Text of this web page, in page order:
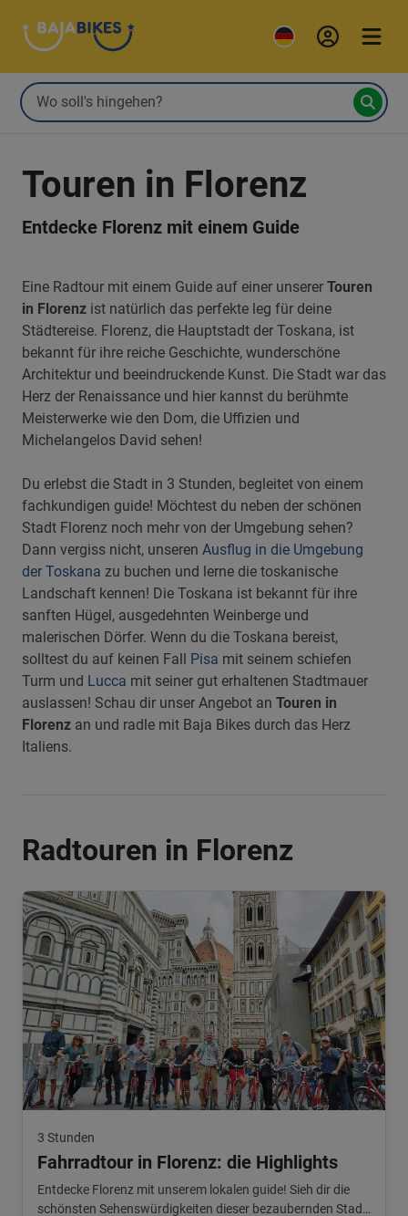
Touren in Florenz
Entdecke Florenz mit einem Guide
Eine Radtour mit einem Guide auf einer unserer Touren
in Florenz ist natürlich das perfekte leg für deine
Städtereise. Florenz, die Hauptstadt der Toskana, ist
bekannt für ihre reiche Geschichte, wunderschöne
Architektur und beeindruckende Kunst. Die Stadt war das
Herz der Renaissance und hier kannst du berühmte
Meisterwerke wie den Dom, die Uffizien und
Michelangelos David sehen!
Du erlebst die Stadt in 3 Stunden, begleitet von einem
fachkundigen guide! Möchtest du neben der schönen
Stadt Florenz noch mehr von der Umgebung sehen?
Dann vergiss nicht, unseren Ausflug in die Umgebung
der Toskana zu buchen und lerne die toskanische
Landschaft kennen! Die Toskana ist bekannt für ihre
sanften Hügel, ausgedehnten Weinberge und
malerischen Dörfer. Wenn du die Toskana bereist,
solltest du auf keinen Fall Pisa mit seinem schiefen
Turm und Lucca mit seiner gut erhaltenen Stadtmauer
auslassen! Schau dir unser Angebot an Touren in
Florenz an und radle mit Baja Bikes durch das Herz
Italiens.
Radtouren in Florenz
3 Stunden
Fahrradtour in Florenz: die Highlights
Entdecke Florenz mit unserem lokalen guide! Sieh dir die
schönsten Sehenswürdigkeiten dieser bezaubernden Stadt